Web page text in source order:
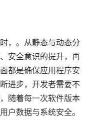
，。从静态与动态分
安全意识的提升，再
都是确保应用程序安
进步，开发者需要不
随着每一次软件版本
户数据与系统安全。